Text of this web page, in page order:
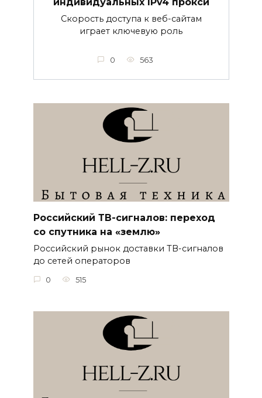
Скорость доступа к веб-сайтам
играет ключевую роль
0 563
Российский ТВ-сигналов: переход
со спутника на «землю»
Российский рынок доставки ТВ-сигналов
до сетей операторов
0 515